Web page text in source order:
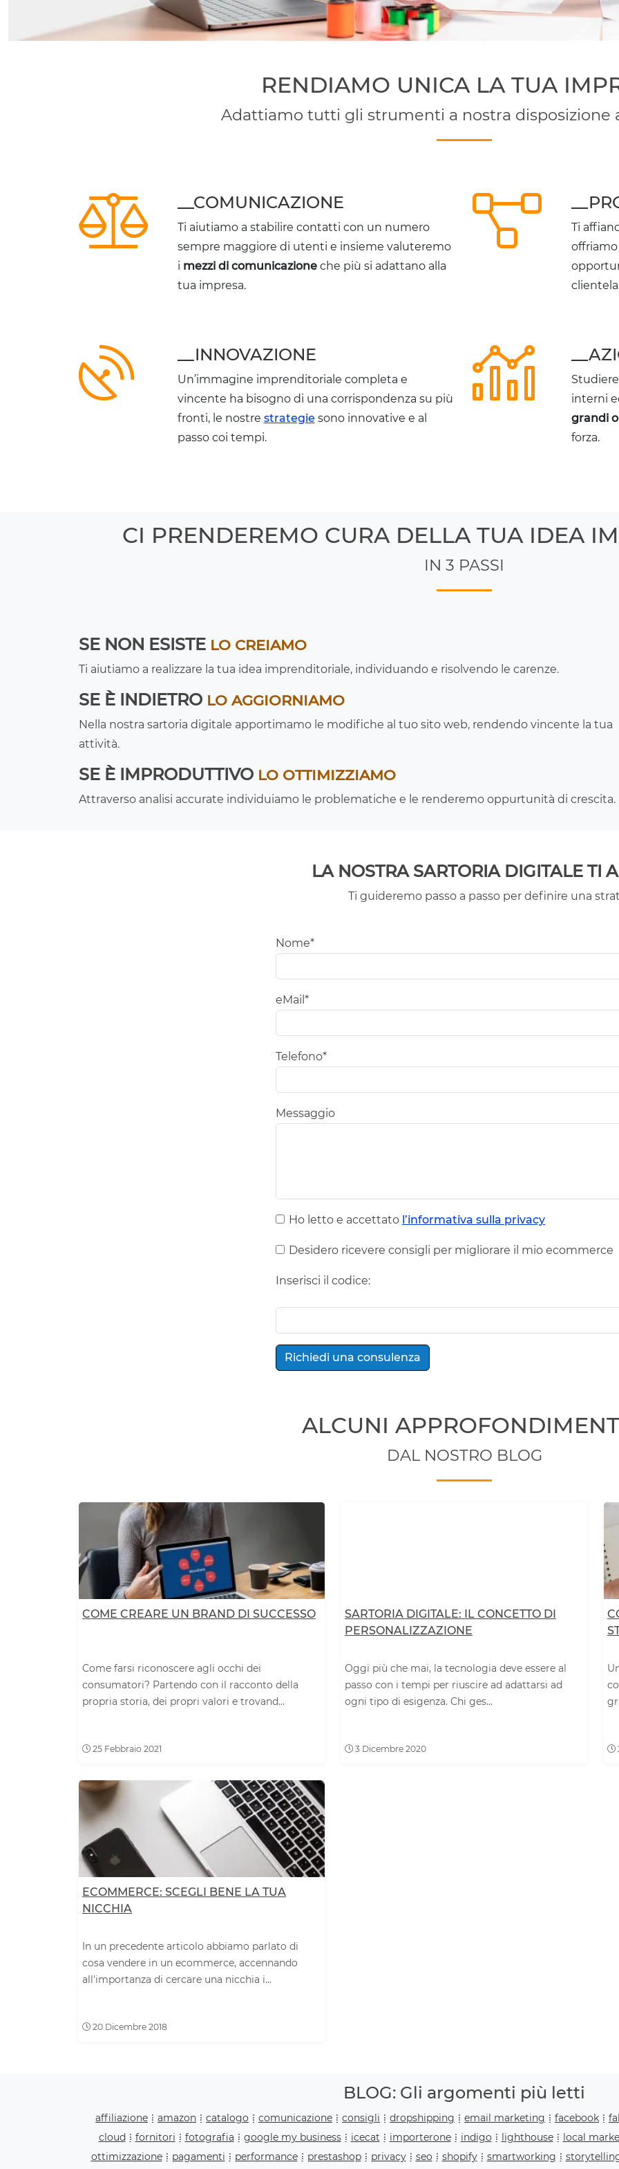
RENDIAMO UNICA LA TUA
Adattiamo tutti gli strumenti a nostra disposizione
__COMUNICAZIONE
Ti aiutiamo a stabilire contatti con un numero
sempre maggiore di utenti e insieme valuteremo
i mezzi di comunicazioneche più si adattano alla
tua impresa.
Ti
__INNOVAZIONE
Un’immagine imprenditoriale completa e
vincente ha bisogno di una corrispondenza su più
fronti, le nostre strategie sono innovative e al
passo coi tempi.
interni
grandi
forza.
CI PRENDEREMO CURA DELLA TUA IDEA
IN 3 PASSI
SE NON ESISTE LO CREIAMO
Ti aiutiamo a realizzare la tua idea imprenditoriale, individuando e risolvendo le carenze.
SE È INDIETRO LO AGGIORNIAMO
Nella nostra sartoria digitale apportimamo le modifiche al tuo sito web, rendendo vincente la tua
attività.
SE È IMPRODUTTIVO LO OTTIMIZZIAMO
Attraverso analisi accurate individuiamo le problematiche e le renderemo oppurtunità di crescita.
LA NOSTRA SARTORIA DIGITALE TI
Ti guideremo passo a passo per definire una
Nome*
eMail*
Telefono*
Messaggio
Ho letto e accettato l’informativa sulla privacy
Desidero ricevere consigli per migliorare il mio ecommerce
Inserisci il codice:
ALCUNI
DAL NOSTRO BLOG
COME CREARE UN BRAND DI SUCCESSO
Come farsi riconoscere agli occhi dei
consumatori? Partendo con il racconto della
propria storia, dei propri valori e trovand...
25 Febbraio 2021
SARTORIA DIGITALE: IL CONCETTO DI
PERSONALIZZAZIONE
Oggi più che mai, la tecnologia deve essere al
passo con i tempi per riuscire ad adattarsi ad
ogni tipo di esigenza. Chi ges...
3 Dicembre 2020
ECOMMERCE: SCEGLI BENE LA TUA
NICCHIA
In un precedente articolo abbiamo parlato di
cosa vendere in un ecommerce, accennando
all'importanza di cercare una nicchia i...
20 Dicembre 2018
BLOG: Gli argomenti più letti
affiliazione amazon catalogo comunicazione consigli dropshipping email marketing facebook
cloud
fornitori fotografia google my business icecat importerone indigo lighthouse
local
ottimizzazione
pagamenti performance prestashop privacy seo shopify smartworking